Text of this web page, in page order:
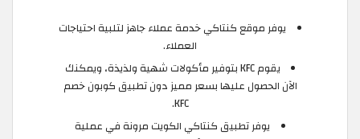
يوفر موقع كنتاكي خدمة عملاء جاهز لتلبية احتياجات
العملاء.
يقوم KFC بتوفير مأكولات شهية ولذيذة، ويمكنك
الآن الحصول عليها بسعر مميز دون تطبيق كوبون خصم
KFC.
يوفر تطبيق كنتاكي الكويت مرونة في عملية